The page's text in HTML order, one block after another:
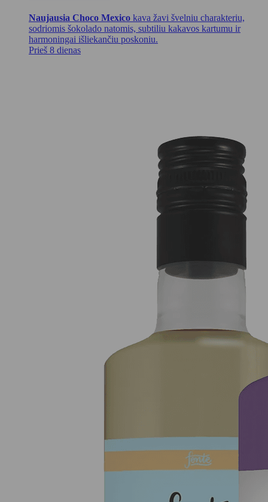
Naujausia Choco Mexico kava žavi švelniu charakteriu,
sodriomis šokolado natomis, subtiliu kakavos kartumu ir
harmoningai išliekančiu poskoniu.
Prieš 8 dienas